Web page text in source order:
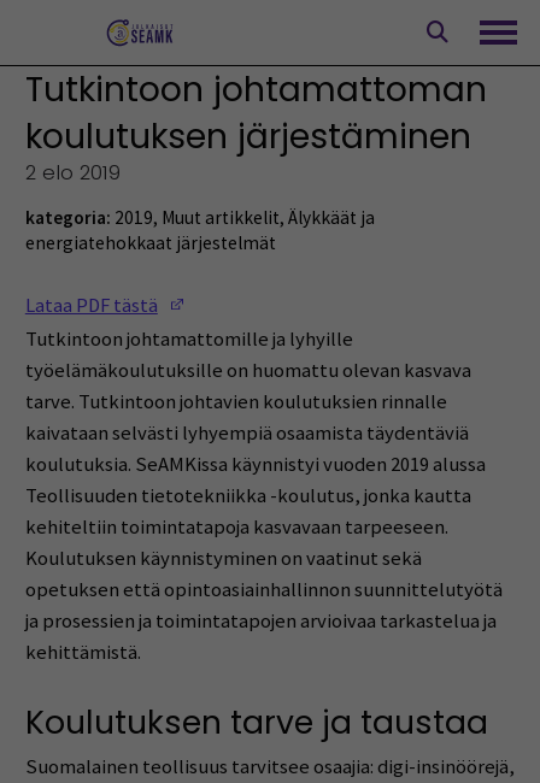
Tutkintoon johtamattoman
koulutuksen järjestäminen
2 elo 2019
kategoria: 2019, Muut artikkelit, Älykkäät ja
energiatehokkaat järjestelmät
Lataa PDF tästä
Tutkintoon johtamattomille ja lyhyille
työelämäkoulutuksille on huomattu olevan kasvava
tarve. Tutkintoon johtavien koulutuksien rinnalle
kaivataan selvästi lyhyempiä osaamista täydentäviä
koulutuksia. SeAMKissa käynnistyi vuoden 2019 alussa
Teollisuuden tietotekniikka -koulutus, jonka kautta
kehiteltiin toimintatapoja kasvavaan tarpeeseen.
Koulutuksen käynnistyminen on vaatinut sekä
opetuksen että opintoasiainhallinnon suunnittelutyötä
ja prosessien ja toimintatapojen arvioivaa tarkastelua ja
kehittämistä.
Koulutuksen tarve ja taustaa
Suomalainen teollisuus tarvitsee osaajia: digi-insinöörejä,